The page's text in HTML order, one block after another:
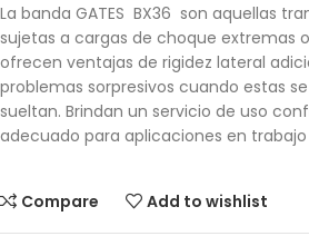
La banda GATES BX36 son aquellas
sujetas a cargas de choque extremas
ofrecen ventajas de rigidez lateral
problemas sorpresivos cuando estas
sueltan. Brindan un servicio de uso
adecuado para aplicaciones en
Compare Add to wishlist